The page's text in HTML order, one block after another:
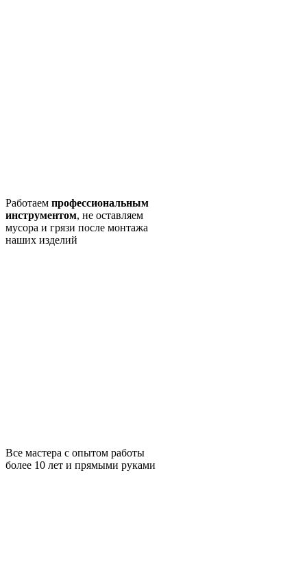
Работаем профессиональным
инструментом, не оставляем
мусора и грязи после монтажа
наших изделий
Все мастера с опытом работы
более 10 лет и прямыми руками